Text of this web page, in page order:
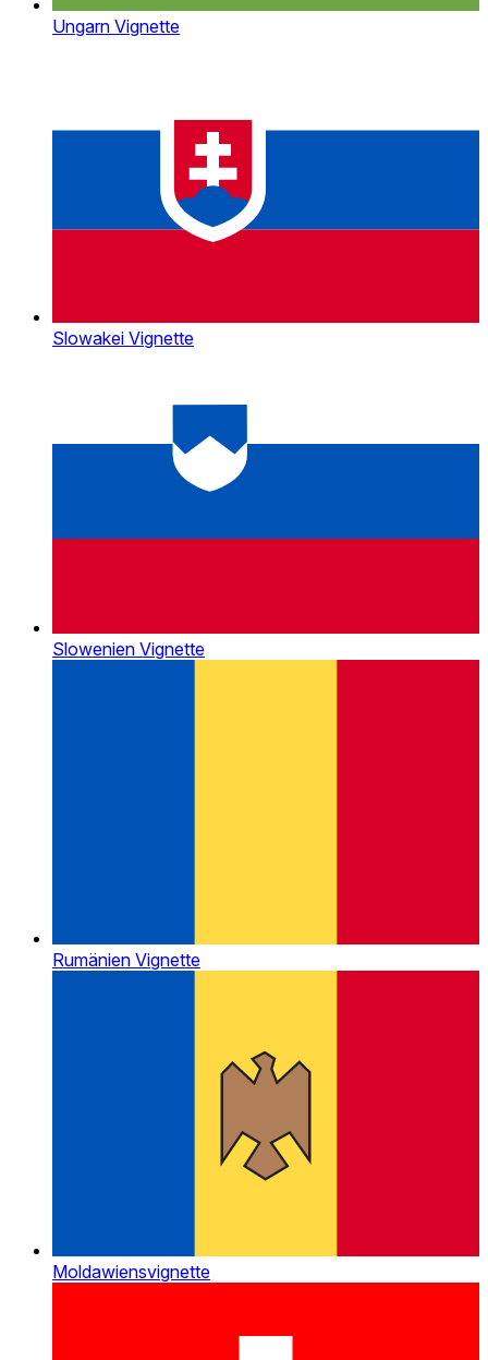
Ungarn Vignette
Slowakei Vignette
Slowenien Vignette
Rumänien Vignette
Moldawiensvignette